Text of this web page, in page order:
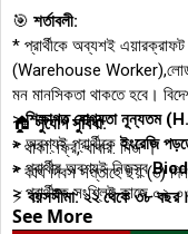
🎯 শর্তাবলী:
* প্রার্থীকে অব্যশই
(Warehouse
মন মানসিকতা থাকতে হবে।
>শিক্ষাগত যোগ্যতা নূন্যতম
> অবশ্যই প্রার্থীকেইংরেজি
> প্রার্থীর অবশ্যই নিজস্ব
> প্রার্থীকে সংশ্লিষ্ট কাজে
🏠সুযোগ সুবিধা:
* থাকা: ফ্রি, খাবার: নিজ ।
* কার্য দিবস সপ্তাহে ছয় (৬)
⚡বয়সসীমা: ২২ থেকে ৩৮
✈️ভিসা হতে সময় লাগবে ৩
See More